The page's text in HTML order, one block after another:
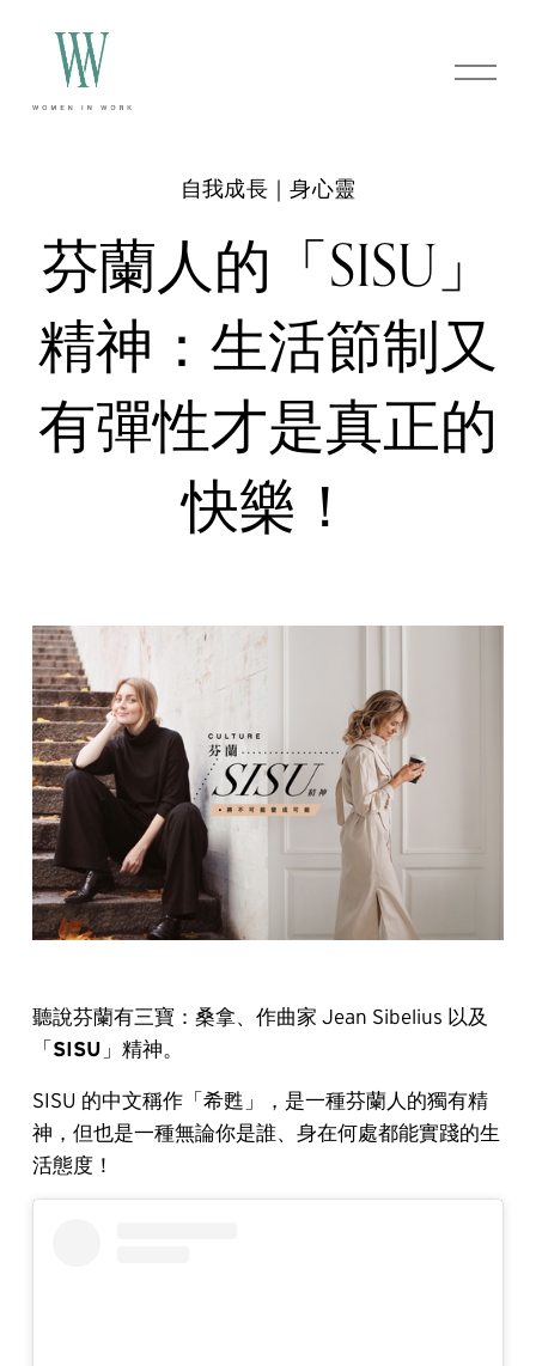
O
p
芬蘭人的「SISU」
精神：生活節制又
有彈性才是真正的
快樂！
自我成長｜身心靈
聽說芬蘭有三寶：桑拿、作曲家 Jean Sibelius 以及
「SISU 」精神。
SISU 的中文稱作「希甦」，是一種芬蘭人的獨有精
神，但也是一種無論你是誰、身在何處都能實踐的生
活態度！